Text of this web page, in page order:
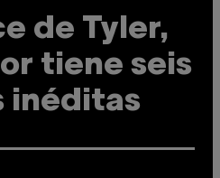
de Tyler,
tiene seis
inéditas